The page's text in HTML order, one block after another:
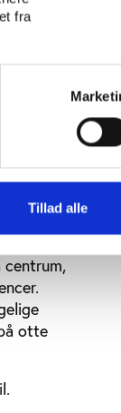
fra
Tillad alle
på
otte